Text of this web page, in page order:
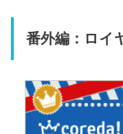
番外編：ロイ